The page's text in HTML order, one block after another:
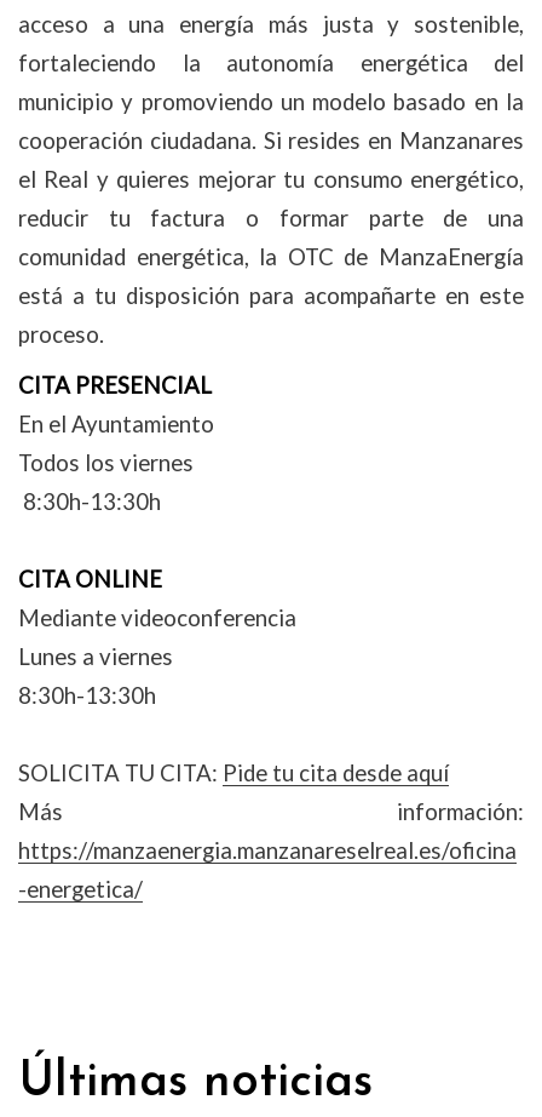
acceso a una energía más justa y sostenible,
fortaleciendo la autonomía energética del
municipio y promoviendo un modelo basado en la
cooperación ciudadana. Si resides en Manzanares
el Real y quieres mejorar tu consumo energético,
reducir tu factura o formar parte de una
comunidad energética, la OTC de ManzaEnergía
está a tu disposición para acompañarte en este
proceso.
CITA PRESENCIAL
En el Ayuntamiento
Todos los viernes
8:30h-13:30h
CITA ONLINE
Mediante videoconferencia
Lunes a viernes
8:30h-13:30h
SOLICITA TU CITA: Pide tu cita desde aquí
Más información:
https://manzaenergia.manzanareselreal.es/oficina
-energetica/
Últimas noticias